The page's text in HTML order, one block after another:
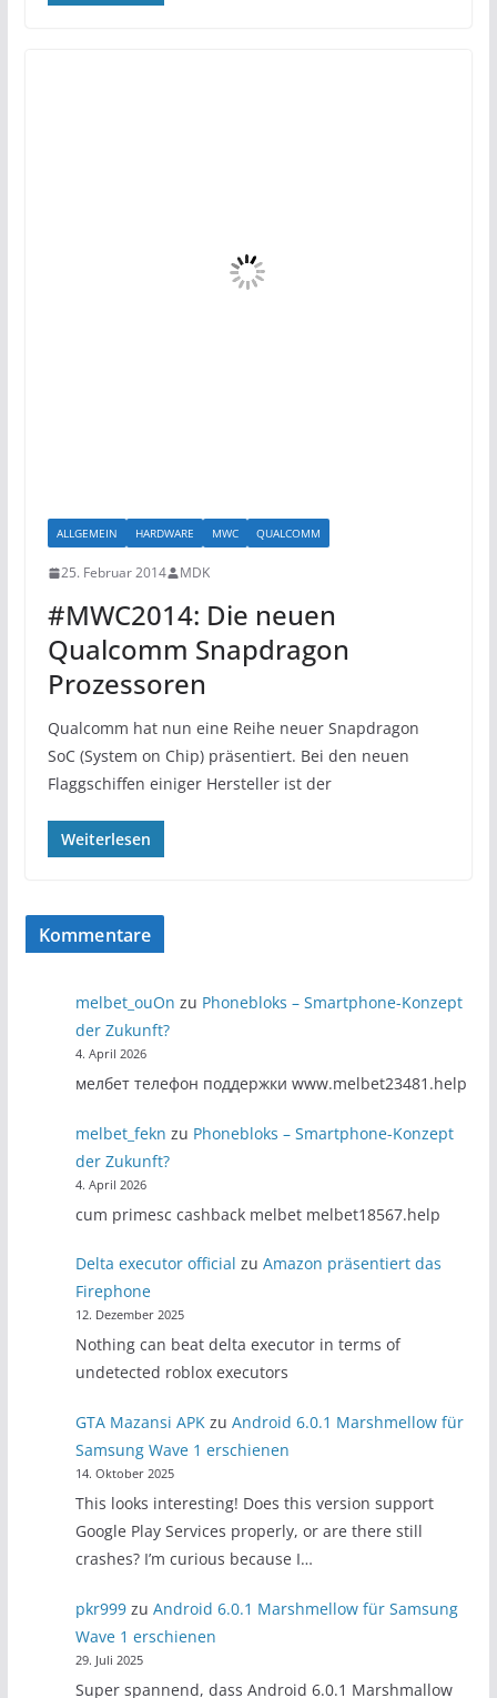
ALLGEMEIN HARDWARE MWC QUALCOMM
25. Februar 2014 MDK
#MWC2014: Die neuen
Qualcomm Snapdragon
Prozessoren
Qualcomm hat nun eine Reihe neuer Snapdragon
SoC (System on Chip) präsentiert. Bei den neuen
Flaggschiffen einiger Hersteller ist der
Weiterlesen
Kommentare
melbet_ouOn zu Phonebloks – Smartphone-Konzept
der Zukunft?
4. April 2026
мелбет телефон поддержки www.melbet23481.help
melbet_fekn zu Phonebloks – Smartphone-Konzept
der Zukunft?
4. April 2026
cum primesc cashback melbet melbet18567.help
Delta executor official zuAmazon präsentiert das
Firephone
12. Dezember 2025
Nothing can beat delta executor in terms of
undetected roblox executors
GTA Mazansi APK zuAndroid 6.0.1 Marshmellow für
Samsung Wave 1 erschienen
14. Oktober 2025
This looks interesting! Does this version support
Google Play Services properly, or are there still
crashes? I’m curious because I…
pkr999 zuAndroid 6.0.1 Marshmellow für Samsung
Wave 1 erschienen
29. Juli 2025
Super spannend, dass Android 6.0.1 Marshmallow